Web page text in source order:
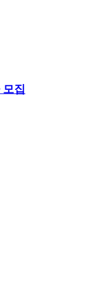
집